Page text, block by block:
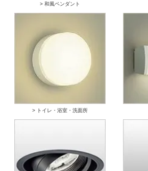
> 和風ペンダント
> トイレ・浴室・洗面所